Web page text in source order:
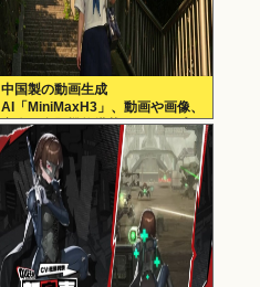
中国製の動画生成
AI「MiniMaxH3」、動画や画像、
音楽の参照機能搭載でディープフ
ェイク作り放題に。終わりの始ま
りか